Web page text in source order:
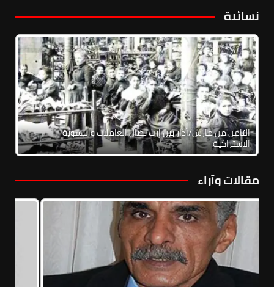
نسائية
الثامن من مارس/آذار بين إرث نضال العاملات والنسوية
الاشتراكية
مقالات وآراء